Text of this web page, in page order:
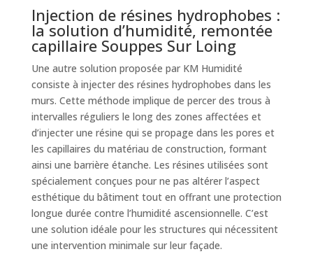
Injection de résines hydrophobes :
la solution d’humidité, remontée
capillaire Souppes Sur Loing
Une autre solution proposée par KM Humidité
consiste à injecter des résines hydrophobes dans les
murs. Cette méthode implique de percer des trous à
intervalles réguliers le long des zones affectées et
d’injecter une résine qui se propage dans les pores et
les capillaires du matériau de construction, formant
ainsi une barrière étanche. Les résines utilisées sont
spécialement conçues pour ne pas altérer l’aspect
esthétique du bâtiment tout en offrant une protection
longue durée contre l’humidité ascensionnelle. C’est
une solution idéale pour les structures qui nécessitent
une intervention minimale sur leur façade.